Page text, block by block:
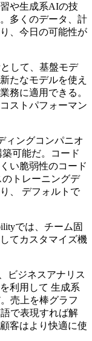
や生成系AIの技
多くのデータ、計
、今日の可能性が
して、基盤モデ
たなモデルを使え
務に適用できる。
ストパフォーマン
ィングコンパニオ
可能だ。コード
い脆弱性のコード
トレーニングデ
、 デフォルトで
では、チーム固
てカスタマイズ機
ビジネスアナリス
利用して 生成系
売上を棒グラフ
で表現すれば解
客はより快適に使